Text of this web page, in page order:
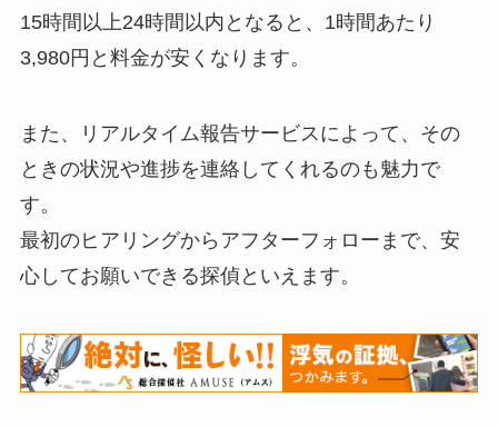
15時間以上24時間以内となると、1時間あたり
3,980円と料金が安くなります。
また、リアルタイム報告サービスによって、その
ときの状況や進捗を連絡してくれるのも魅力で
す。
最初のヒアリングからアフターフォローまで、安
心してお願いできる探偵といえます。